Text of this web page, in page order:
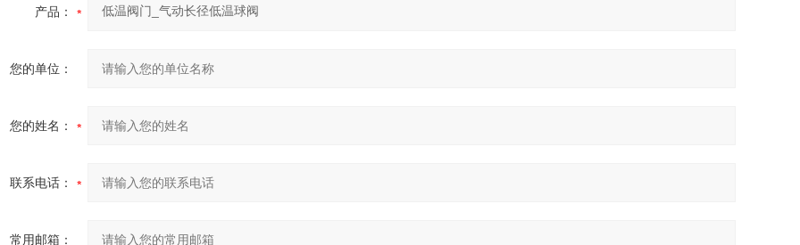
产品：
您的单位：
您的姓名：
联系电话：
常用邮箱：